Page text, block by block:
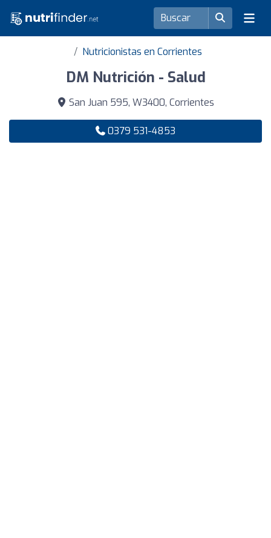
Nutricionistas en Corrientes
DM Nutrición - Salud
San Juan 595, W3400, Corrientes
0379 531-4853